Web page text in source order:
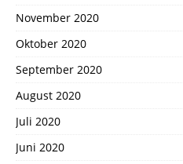
November 2020
Oktober 2020
September 2020
August 2020
Juli 2020
Juni 2020